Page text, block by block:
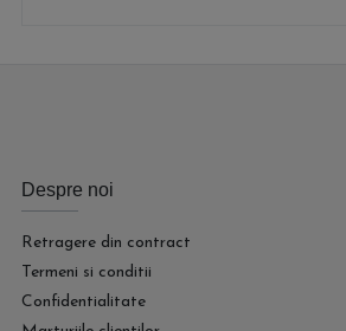
Despre noi
Retragere din contract
Termeni si conditii
Confidentialitate